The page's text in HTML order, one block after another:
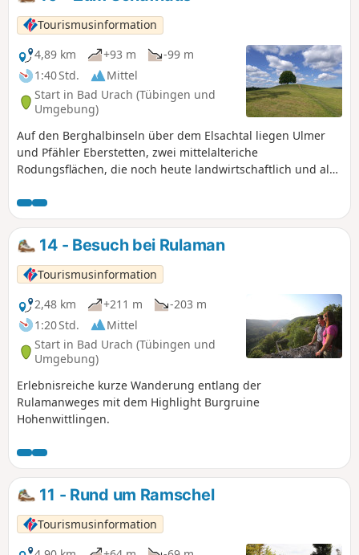
Tourismusinformation
4,89 km
+93 m
-99 m
1:40 Std.
Mittel
Start in Bad Urach (Tübingen und
Umgebung)
Auf den Berghalbinseln über dem Elsachtal liegen Ulmer
und Pfähler Eberstetten, zwei mittelalteriche
Rodungsflächen, die noch heute landwirtschaftlich und als
abwechslungsreiche Rundwanderung auf gut ausgebauten
Feld- und Waldwegen. Ungefähr die Hälfte der Route
verläuft im schattigen Hochwald. Steigungen und Gefälle
sind mäßig.
14 - Besuch bei Rulaman
Tourismusinformation
2,48 km
+211 m
-203 m
1:20 Std.
Mittel
Start in Bad Urach (Tübingen und
Umgebung)
Erlebnisreiche kurze Wanderung entlang der
Rulamanweges mit dem Highlight Burgruine
Hohenwittlingen.
11 - Rund um Ramschel
Tourismusinformation